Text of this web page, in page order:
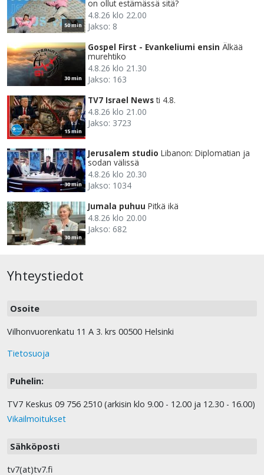
50 min
on ollut estämässä sitä?
4.8.26 klo 22.00
Jakso: 8
30 min
Gospel First - Evankeliumi ensin Älkää
murehtiko
4.8.26 klo 21.30
Jakso: 163
15 min
TV7 Israel News ti 4.8.
4.8.26 klo 21.00
Jakso: 3723
30 min
Jerusalem studio Libanon: Diplomatian ja
sodan välissä
4.8.26 klo 20.30
Jakso: 1034
30 min
Jumala puhuu Pitkä ikä
4.8.26 klo 20.00
Jakso: 682
Yhteystiedot
Osoite
Vilhonvuorenkatu 11 A 3. krs 00500 Helsinki
Tietosuoja
Puhelin:
TV7 Keskus 09 756 2510 (arkisin klo 9.00 - 12.00 ja 12.30 - 16.00)
Vikailmoitukset
Sähköposti
tv7(at)tv7.fi